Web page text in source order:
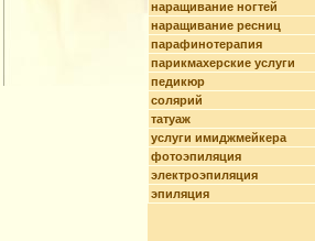
наращивание ногтей
наращивание ресниц
парафинотерапия
парикмахерские услуги
педикюр
солярий
татуаж
услуги имиджмейкера
фотоэпиляция
электроэпиляция
эпиляция